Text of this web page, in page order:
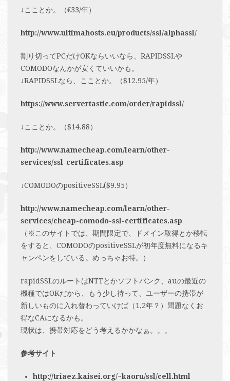
↓こことか。（€33/年）
http://www.ultimahosts.eu/products/ssl/alphassl/
割り切ってPCだけOKならいいなら、RAPIDSSLや
COMODOなんかが安くていいかも。
↓RAPIDSSLなら、こことか。（$12.95/年）
https://www.servertastic.com/order/rapidssl/
↓こことか。（$14.88）
http://www.namecheap.com/learn/other-
services/ssl-certificates.asp
↓COMODOのpositiveSSL($9.95）
http://www.namecheap.com/learn/other-
services/cheap-comodo-ssl-certificates.asp
（※このサイトでは、期間限定で、ドメイン取得とか移転
をすると、COMODOのpositiveSSLが初年度無料になるキ
ャンペンをしている。めっちゃお特。）
rapidSSLのルートはNTTとかソフトバンク、auの最近の
機種ではOKだから、もう少し待って、ユーザーの携帯が
新しいものに入れ替わっていけば（1,2年？）問題なくお
得なCAになるかも。
現状は、携帯対応をどう考えるかかなぁ。。。
参考サイト
http://triaez.kaisei.org/~kaoru/ssl/cell.html